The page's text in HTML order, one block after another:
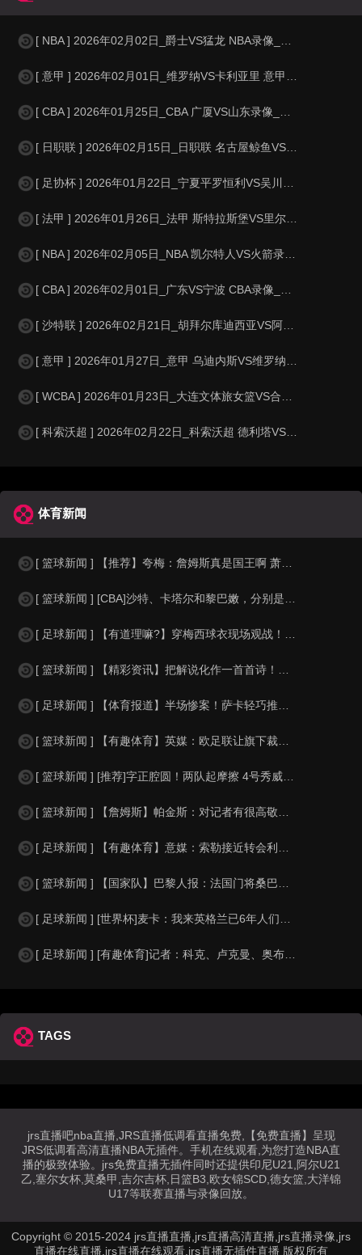
[ NBA ] 2026年02月02日_爵士VS猛龙 NBA录像_高清录像【
[ 意甲 ] 2026年02月01日_维罗纳VS卡利亚里 意甲录像_高清录
[ CBA ] 2026年01月25日_CBA 广厦VS山东录像_全场录像【
[ 日职联 ] 2026年02月15日_日职联 名古屋鲸鱼VS大阪钢巴录像_
[ 足协杯 ] 2026年01月22日_宁夏平罗恒利VS吴川青年 足协杯录像
[ 法甲 ] 2026年01月26日_法甲 斯特拉斯堡VS里尔录像_全场录
[ NBA ] 2026年02月05日_NBA 凯尔特人VS火箭录像_全场录
[ CBA ] 2026年02月01日_广东VS宁波 CBA录像_高清录像【
[ 沙特联 ] 2026年02月21日_胡拜尔库迪西亚VS阿科多 沙特联录像
[ 意甲 ] 2026年01月27日_意甲 乌迪内斯VS维罗纳录像_高清录
[ WCBA ] 2026年01月23日_大连文体旅女篮VS合肥文旅女篮 WC
[ 科索沃超 ] 2026年02月22日_科索沃超 德利塔VS罗拉匹录像_高清
体育新闻
[ 篮球新闻 ] 【推荐】夸梅：詹姆斯真是国王啊 萧华都得听他的 新赛季日程安
[ 篮球新闻 ] [CBA]沙特、卡塔尔和黎巴嫩，分别是什么水平？
[ 足球新闻 ] 【有道理嘛?】穿梅西球衣现场观战！马思纯晒照：终究是人生，不
[ 篮球新闻 ] 【精彩资讯】把解说化作一首首诗！贺炜本届世界杯金句合集
[ 足球新闻 ] 【体育报道】半场惨案！萨卡轻巧推射双响，英格兰4-0领先法国
[ 篮球新闻 ] 【有趣体育】英媒：欧足联让旗下裁判避免像世界杯一样，用VAR
[ 篮球新闻 ] [推荐]字正腔圆！两队起摩擦 4号秀威尔逊大声嘲讽卡卢马:W
[ 篮球新闻 ] 【詹姆斯】帕金斯：对记者有很高敬意 Windhorst绝不是
[ 足球新闻 ] 【有趣体育】意媒：索勒接近转会利兹联，乌迪内斯有意米兰后卫F
[ 篮球新闻 ] 【国家队】巴黎人报：法国门将桑巴小腿受伤，提前结束了训练
[ 足球新闻 ] [世界杯]麦卡：我来英格兰已6年人们对我很好，但和英格兰的比
[ 足球新闻 ] [有趣体育]记者：科克、卢克曼、奥布拉克参加马竞训练，卡尔多
TAGS
jrs直播吧nba直播,JRS直播低调看直播免费,【免费直播】呈现
JRS低调看高清直播NBA无插件。手机在线观看,为您打造NBA直
播的极致体验。jrs免费直播无插件同时还提供印尼U21,阿尔U21
乙,塞尔女杯,莫桑甲,吉尔吉杯,日篮B3,欧女锦SCD,德女篮,大洋锦
U17等联赛直播与录像回放。
Copyright © 2015-2024 jrs直播直播,jrs直播高清直播,jrs直播录像,jrs
直播在线直播,jrs直播在线观看,jrs直播无插件直播 版权所有